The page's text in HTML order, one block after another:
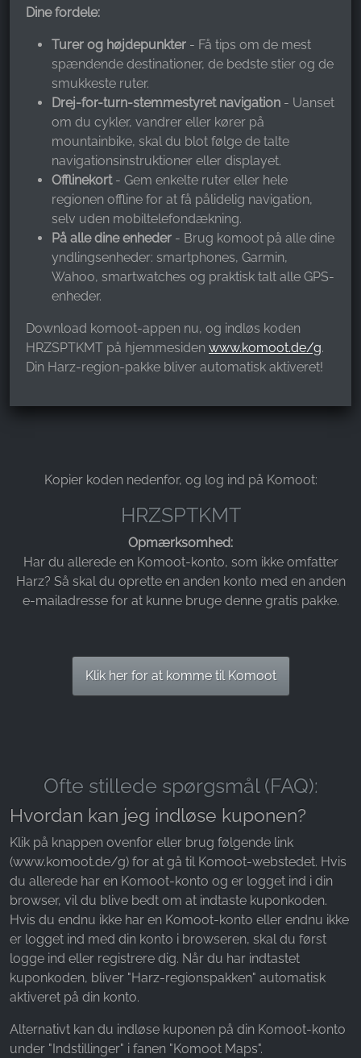
Dine fordele:
Turer og højdepunkter - Få tips om de mest
spændende destinationer, de bedste stier og de
smukkeste ruter.
Drej-for-turn-stemmestyret navigation - Uanset
om du cykler, vandrer eller kører på
mountainbike, skal du blot følge de talte
navigationsinstruktioner eller displayet.
Offlinekort - Gem enkelte ruter eller hele
regionen offline for at få pålidelig navigation,
selv uden mobiltelefondækning.
På alle dine enheder - Brug komoot på alle dine
yndlingsenheder: smartphones, Garmin,
Wahoo, smartwatches og praktisk talt alle GPS-
enheder.
Download komoot-appen nu, og indløs koden
HRZSPTKMT på hjemmesiden www.komoot.de/g.
Din Harz-region-pakke bliver automatisk aktiveret!
Kopier koden nedenfor, og log ind på Komoot:
HRZSPTKMT
Opmærksomhed:
Har du allerede en Komoot-konto, som ikke omfatter
Harz? Så skal du oprette en anden konto med en anden
e-mailadresse for at kunne bruge denne gratis pakke.
Klik her for at komme til Komoot
Ofte stillede spørgsmål (FAQ):
Hvordan kan jeg indløse kuponen?
Klik på knappen ovenfor eller brug følgende link
(www.komoot.de/g) for at gå til Komoot-webstedet. Hvis
du allerede har en Komoot-konto og er logget ind i din
browser, vil du blive bedt om at indtaste kuponkoden.
Hvis du endnu ikke har en Komoot-konto eller endnu ikke
er logget ind med din konto i browseren, skal du først
logge ind eller registrere dig. Når du har indtastet
kuponkoden, bliver "Harz-regionspakken" automatisk
aktiveret på din konto.
Alternativt kan du indløse kuponen på din Komoot-konto
under "Indstillinger" i fanen "Komoot Maps".
Facebook Ireland Ltd.
Purpose:
Måling af reklamer og markedsføring
Cookie duration:
3 måneder - 1 år
STATISTIK
Statistikcookies indsamler oplysninger anonymt.
Disse oplysninger hjælper os med at forstå,
hvordan vores besøgende bruger vores
hjemmeside.
Google Analytics
Name:
_ga, _gid, _gac_gb_
Provider:
Indsamling af statistik om brug af hjemmesiden
24 timer - 2 år